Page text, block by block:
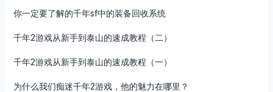
你一定要了解的千年sf中的装备回收系统
千年2游戏从新手到泰山的速成教程（二）
千年2游戏从新手到泰山的速成教程（一）
为什么我们痴迷千年2游戏，他的魅力在哪里？